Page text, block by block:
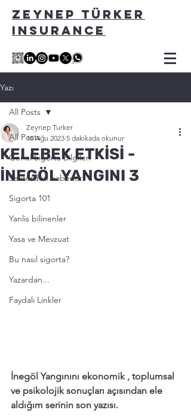
ZEYNEP TÜRKER
INSURANCE
Yazı
All Posts
Genel Sigorta Bilgileri
Sektörden haberler
Sigorta 101
Yanlis bilinenler
Yasa ve Mevzuat
Bu nasıl sigorta?
Yazardan...
Faydalı Linkler
All Posts
KELEBEK ETKİSİ -
İNEGÖL YANGINI 3
Zeynep Turker
10 Ağu 2023 5 dakikada okunur
İnegöl Yangınını ekonomik , toplumsal
ve psikolojik sonuçları açısından ele
aldığım serinin son yazısı.